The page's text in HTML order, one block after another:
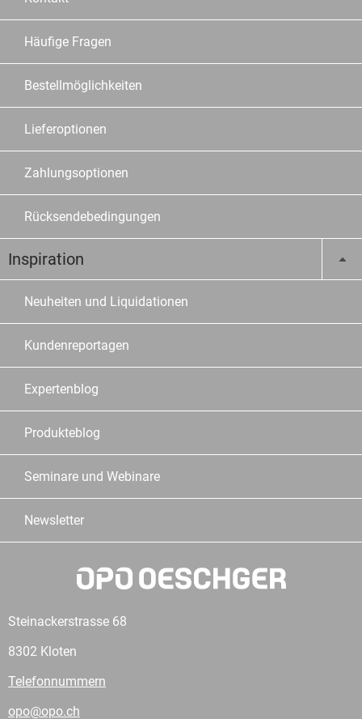
Häufige Fragen
Bestellmöglichkeiten
Lieferoptionen
Zahlungsoptionen
Rücksendebedingungen
Inspiration
Neuheiten und Liquidationen
Kundenreportagen
Expertenblog
Produkteblog
Seminare und Webinare
Newsletter
Steinackerstrasse 68
8302 Kloten
Telefonnummern
opo@opo.ch